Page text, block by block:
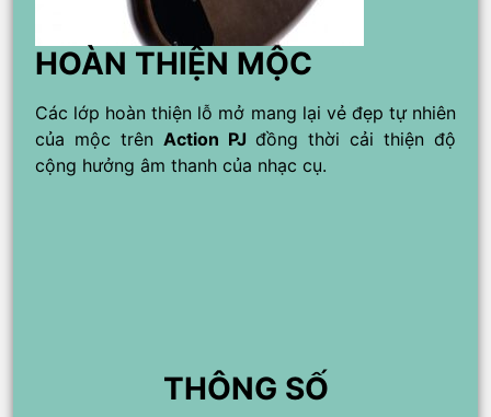
HOÀN THIỆN MỘC
Các lớp hoàn thiện lỗ mở mang lại vẻ đẹp tự nhiên
của mộc trên Action PJ đồng thời cải thiện độ
cộng hưởng âm thanh của nhạc cụ.
THÔNG SỐ